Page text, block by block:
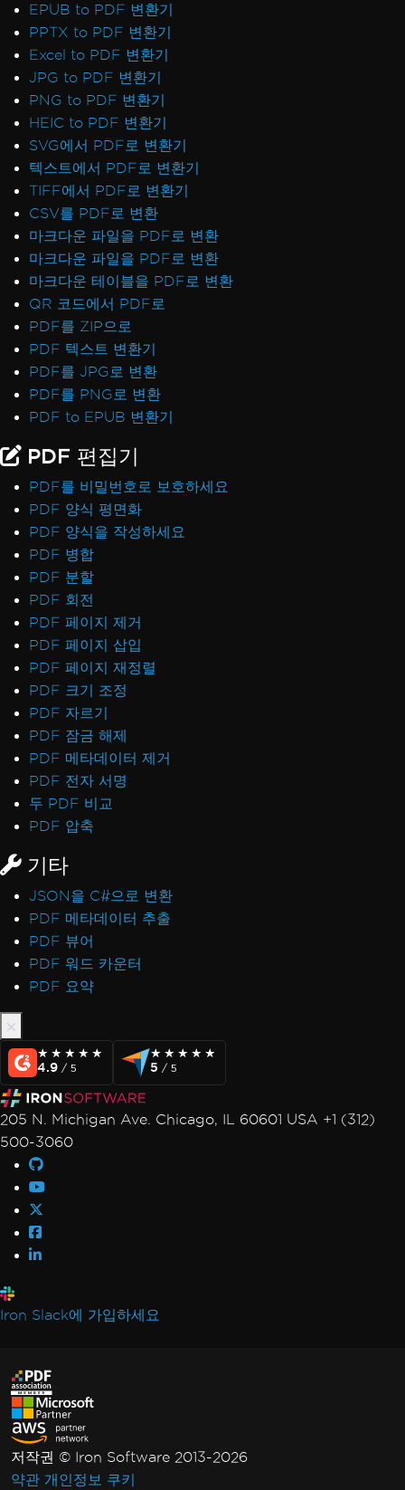
EPUB to PDF 변환기
PPTX to PDF 변환기
Excel to PDF 변환기
JPG to PDF 변환기
PNG to PDF 변환기
HEIC to PDF 변환기
SVG에서 PDF로 변환기
텍스트에서 PDF로 변환기
TIFF에서 PDF로 변환기
CSV를 PDF로 변환
마크다운 파일을 PDF로 변환
마크다운 파일을 PDF로 변환
마크다운 테이블을 PDF로 변환
QR 코드에서 PDF로
PDF를 ZIP으로
PDF 텍스트 변환기
PDF를 JPG로 변환
PDF를 PNG로 변환
PDF to EPUB 변환기
PDF 편집기
PDF를 비밀번호로 보호하세요
PDF 양식 평면화
PDF 양식을 작성하세요
PDF 병합
PDF 분할
PDF 회전
PDF 페이지 제거
PDF 페이지 삽입
PDF 페이지 재정렬
PDF 크기 조정
PDF 자르기
PDF 잠금 해제
PDF 메타데이터 제거
PDF 전자 서명
두 PDF 비교
PDF 압축
기타
JSON을 C#으로 변환
PDF 메타데이터 추출
PDF 뷰어
PDF 워드 카운터
PDF 요약
★★★★★
★★★★★
4.9 / 5
★★★★★
★★★★★
5 / 5
205 N. Michigan Ave. Chicago, IL 60601 USA +1 (312)
500-3060
Iron Slack에 가입하세요
저작권 © Iron Software 2013-2026
약관 개인정보 쿠키